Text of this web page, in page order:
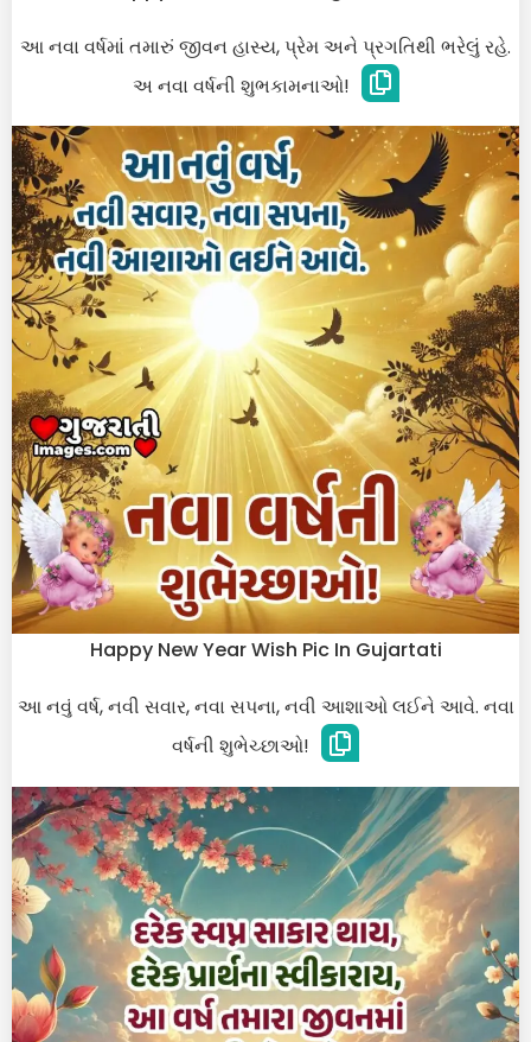
આ નવા વર્ષમાં તમારું જીવન હાસ્ય, પ્રેમ અને પ્રગતિથી ભરેલું રહે.
અ નવા વર્ષની શુભકામનાઓ!
Happy New Year Wish Pic In Gujartati
આ નવું વર્ષ, નવી સવાર, નવા સપના, નવી આશાઓ લઈને આવે. નવા
વર્ષની શુભેચ્છાઓ!